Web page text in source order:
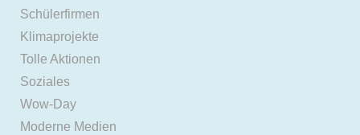
Schülerfirmen
Klimaprojekte
Tolle Aktionen
Soziales
Wow-Day
Moderne Medien